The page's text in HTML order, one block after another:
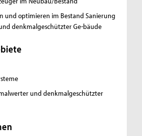
und optimieren im Bestand Sanierung
denkmalgeschützter Ge-bäude
und denkmalgeschützter